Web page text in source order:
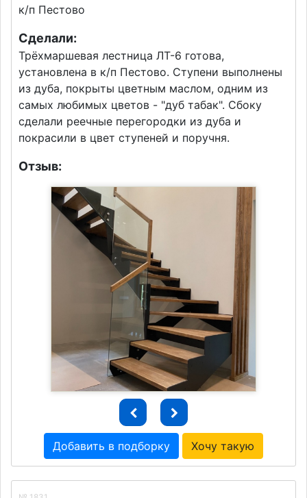
к/п Пестово
Сделали:
Трёхмаршевая лестница ЛТ-6 готова,
установлена в к/п Пестово. Ступени выполнены
из дуба, покрыты цветным маслом, одним из
самых любимых цветов - "дуб табак". Сбоку
сделали реечные перегородки из дуба и
покрасили в цвет ступеней и поручня.
Отзыв:
Добавить в подборку Хочу такую